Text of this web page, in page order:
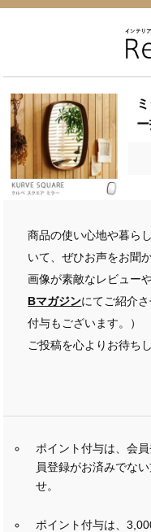
商品の使い心地や暮ら
いて、ぜひお声をお聞
画像が素敵なレビュー
Bマガジンにてご紹介
付与もございます。）
ご投稿を心よりお待ち
ポイント付与は、会
員登録がお済みでな
せ。
ポイント付与は、